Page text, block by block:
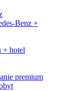
Benz +
+ hotel
premium